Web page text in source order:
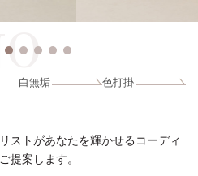
白無垢 色打掛
ストがあなたを輝かせるコーディ
提案します。